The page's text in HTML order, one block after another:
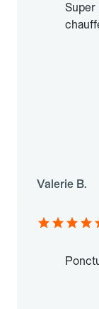
Super
Valerie B.